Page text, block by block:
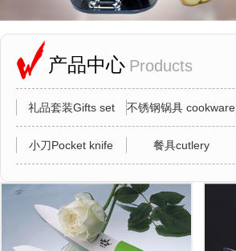
产品中心 Products
礼品套装Gifts set 不锈钢锅具 cookware
小刀Pocket knife 餐具cutlery